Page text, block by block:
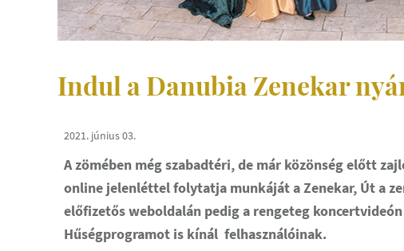
Indul a Danubia Zenekar
2021. június 03.
A zömében még szabadtéri, de már közönség előtt
online jelenléttel folytatja munkáját a Zenekar, Út a
előfizetős weboldalán pedig a rengeteg
Hűségprogramot is kínál felhasználóinak.